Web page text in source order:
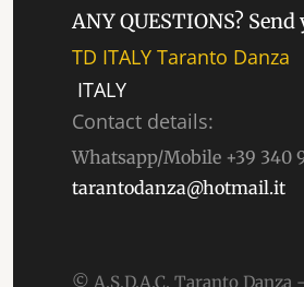
ANY QUESTIONS?
TD ITALY Taranto Danza
ITALY
Contact details:
Whatsapp/Mobile +39 340
tarantodanza@hotmail.it
© A.S.D.A.C. Taranto Danza